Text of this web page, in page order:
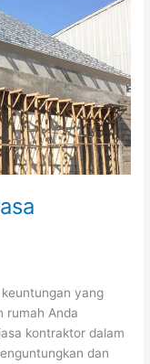
yang
rumah Anda
kontraktor dalam
dan